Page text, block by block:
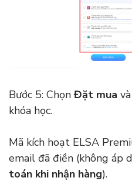
Bước 5: ChọnĐặt mua
khóa học.
Mã kích hoạt ELSA
email đã điền (không áp
toán khi nhận hàng).